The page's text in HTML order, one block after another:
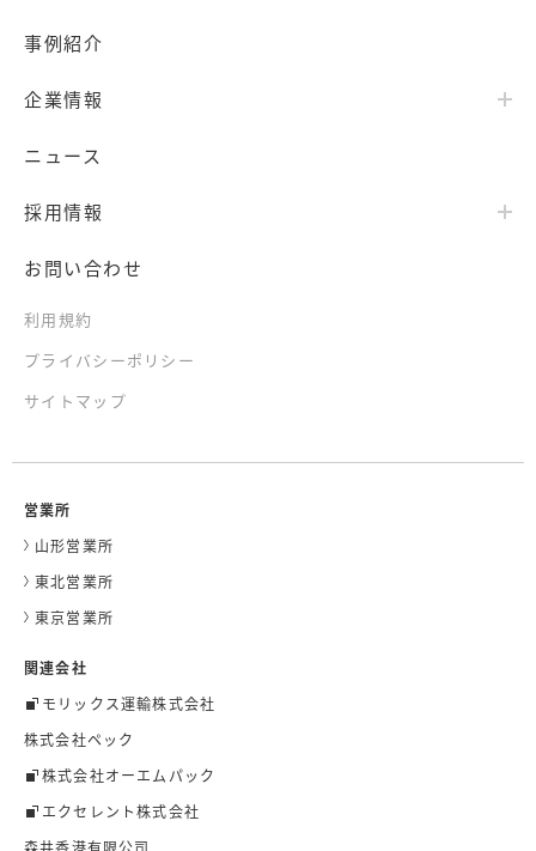
事例紹介
企業情報
ニュース
採用情報
お問い合わせ
利用規約
プライバシーポリシー
サイトマップ
営業所
山形営業所
東北営業所
東京営業所
関連会社
モリックス運輸株式会社
株式会社ペック
株式会社オーエムパック
エクセレント株式会社
森井香港有限公司